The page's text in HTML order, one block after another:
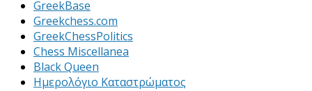
GreekBase
Greekchess.com
GreekChessPolitics
Chess Miscellanea
Black Queen
Ημερολόγιο Καταστρώματος